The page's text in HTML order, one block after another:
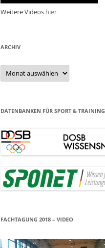
Weitere Videos hier
ARCHIV
Archiv
DATENBANKEN FÜR SPORT & TRAINING
FACHTAGUNG 2018 – VIDEO